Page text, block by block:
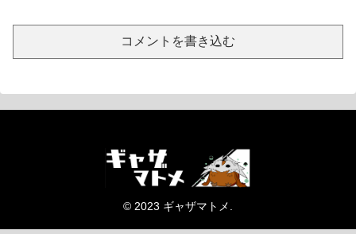
コメントを書き込む
© 2023 ギャザマトメ.